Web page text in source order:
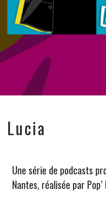
Lucia
Une série de podcasts
Nantes, réalisée par